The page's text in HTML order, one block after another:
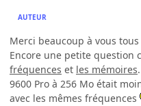
AUTEUR
Merci beaucoup à vous
Encore une petite question
fréquences et les mémoires
9600 Pro à 256 Mo était
avec les mêmes fréquences